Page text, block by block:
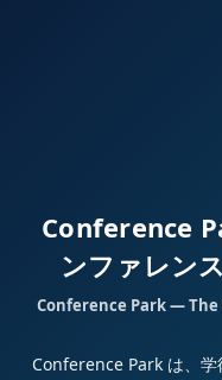
Conference
ンファレン
Conference Park — The
Conference Park は、